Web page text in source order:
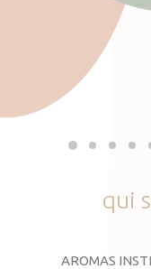
qui
AROMAS